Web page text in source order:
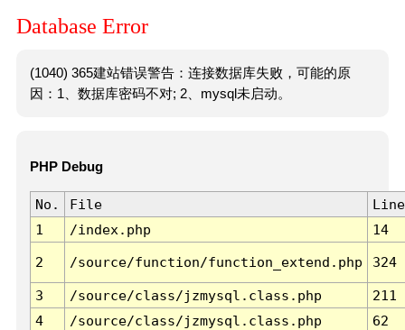
Database Error
(1040) 365建站错误警告：连接数据库失败，可能的原
因：1、数据库密码不对; 2、mysql未启动。
PHP Debug
No. File
Line
1
/index.php 14
2 /source/function/function_extend.php 324
3 /source/class/jzmysql.class.php
211
4
/source/class/jzmysql.class.php
62